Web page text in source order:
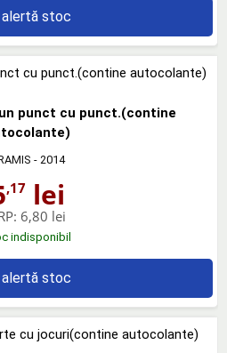
alertă stoc
punct cu punct.(contine
- 2014
,17lei
6,80 lei
indisponibil
alertă stoc